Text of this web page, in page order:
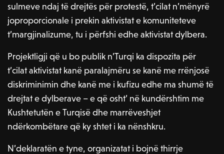
sulmeve ndaj të drejtës për protestë, t’cilat n’mënyrë
joproporcionale i prekin aktivistat e komuniteteve
t’margjinalizume, tu i përfshi edhe aktivistat dylbera.
Projektligji që u bo publik n’Turqi ka dispozita për
t’cilat aktivistat kanë paralajmëru se kanë me rrënjosë
diskriminimin dhe kanë me i kufizu edhe ma shumë të
drejtat e dylberave – e që osht’ në kundërshtim me
Kushtetutën e Turqisë dhe marrëveshjet
ndërkombëtare që ky shtet i ka nënshkru.
N’deklaratën e tyne, organizatat i bojnë thirrje